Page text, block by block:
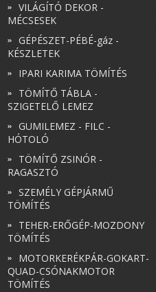
VILÁGÍTÓ DEKOR -
MÉCSESEK
GÉPÉSZET-PÉBÉ-gáz -
KÉSZLETEK
IPARI KARIMA TÖMÍTÉS
TÖMÍTŐ TÁBLA -
SZIGETELŐ LEMEZ
GUMILEMEZ - FILC -
HÓTOLÓ
TÖMÍTŐ ZSINÓR -
RAGASZTÓ
SZEMÉLY GÉPJÁRMŰ
TÖMÍTÉS
TEHER-ERŐGÉP-MOZDONY
TÖMÍTÉS
MOTORKERÉKPÁR-GOKART-
QUAD-CSÓNAKMOTOR
TÖMÍTÉS